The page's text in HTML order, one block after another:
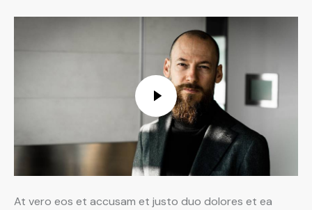
At vero eos et accusam et justo duo dolores et ea